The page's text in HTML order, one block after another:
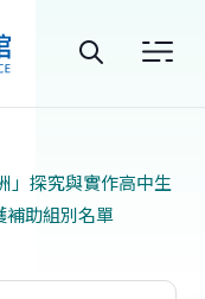
搜
尋
」探究與實作高中生
補助組別名單